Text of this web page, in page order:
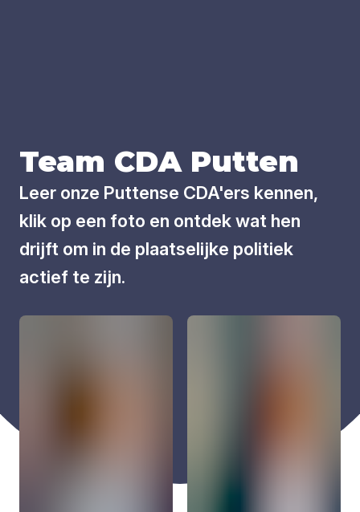
Team CDAPut­ten
Leer onze Puttense CDA'ers kennen,
klik op een foto en ontdek wat hen
drijft om in de plaatselijke politiek
actief te zijn.